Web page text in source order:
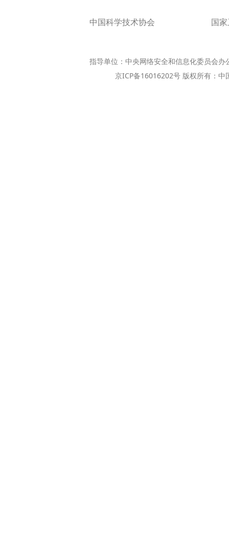
中国科学技术协会 国
指导单位：中央网络安全和信息化委员会
京ICP备16016202号 版权所有：